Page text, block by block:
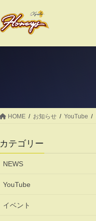
HOME お知らせ YouTube
カテゴリー
NEWS
YouTube
イベント